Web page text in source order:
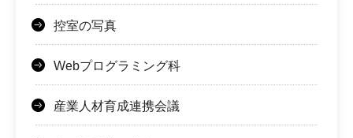
控室の写真
Webプログラミング科
産業人材育成連携会議